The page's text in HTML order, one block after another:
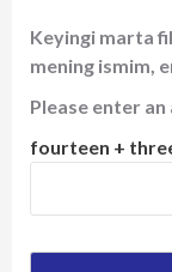
Keyingi marta
mening ismim,
Please enter
fourteen +